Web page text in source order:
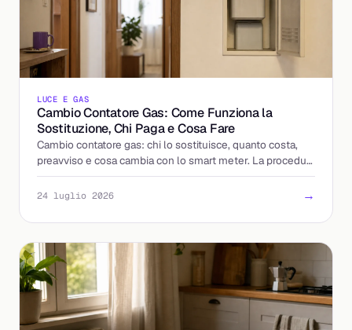
LUCE E GAS
Cambio Contatore Gas: Come Funziona la
Sostituzione, Chi Paga e Cosa Fare
Cambio contatore gas: chi lo sostituisce, quanto costa,
preavviso e cosa cambia con lo smart meter. La procedura
spiegata passo per passo, senza sorprese.
24 luglio 2026 →